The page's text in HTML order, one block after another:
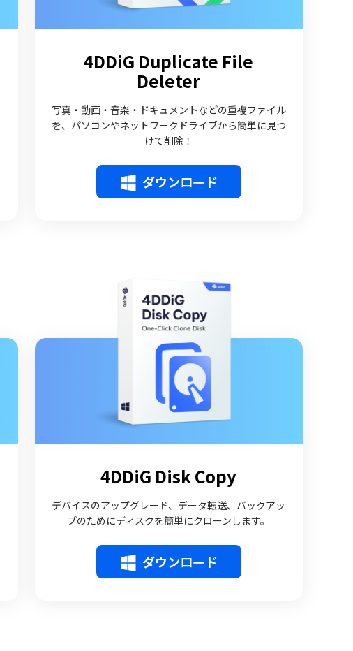
4DDiG Duplicate File
Deleter
写真・動画・音楽・ドキュメントなどの重複ファイル
を、パソコンやネットワークドライブから簡単に見つ
けて削除！
ダウンロード
4DDiG Disk Copy
デバイスのアップグレード、データ転送、バックアッ
プのためにディスクを簡単にクローンします。
ダウンロード